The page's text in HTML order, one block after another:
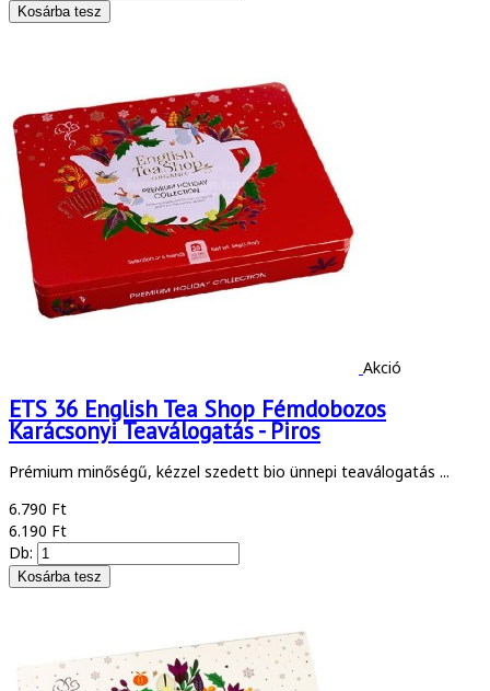
Akció
ETS 36 English Tea Shop Fémdobozos
Karácsonyi Teaválogatás - Piros
Prémium minőségű, kézzel szedett bio ünnepi teaválogatás ...
6.790 Ft
6.190 Ft
Db: